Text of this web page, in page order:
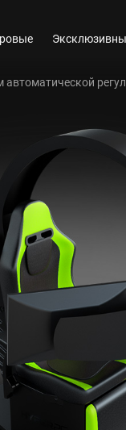
автоматической